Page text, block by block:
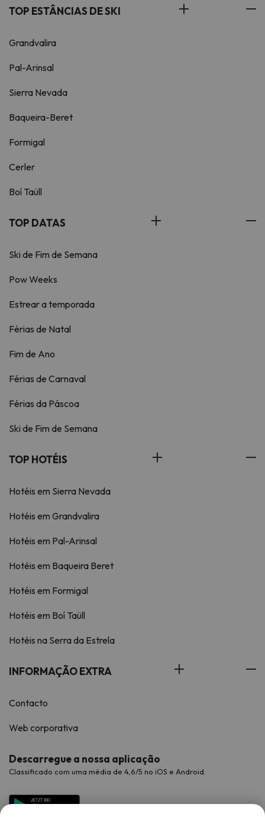
TOP ESTÂNCIAS DE SKI
Grandvalira
Pal-Arinsal
Sierra Nevada
Baqueira-Beret
Formigal
Cerler
Boí Taüll
TOP DATAS
Ski de Fim de Semana
Pow Weeks
Estrear a temporada
Férias de Natal
Fim de Ano
Férias de Carnaval
Férias da Páscoa
Ski de Fim de Semana
TOP HOTÉIS
Hotéis em Sierra Nevada
Hotéis em Grandvalira
Hotéis em Pal-Arinsal
Hotéis em Baqueira Beret
Hotéis em Formigal
Hotéis em Boí Taüll
Hotéis na Serra da Estrela
INFORMAÇÃO EXTRA
Contacto
Web corporativa
Descarregue a nossa aplicação
Classificado com uma média de 4,6/5 no iOS e Android.